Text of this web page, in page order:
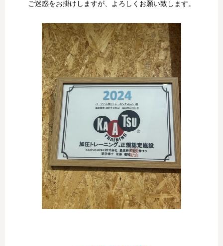
ご迷惑をお掛けしますが、よろしくお願い致します。